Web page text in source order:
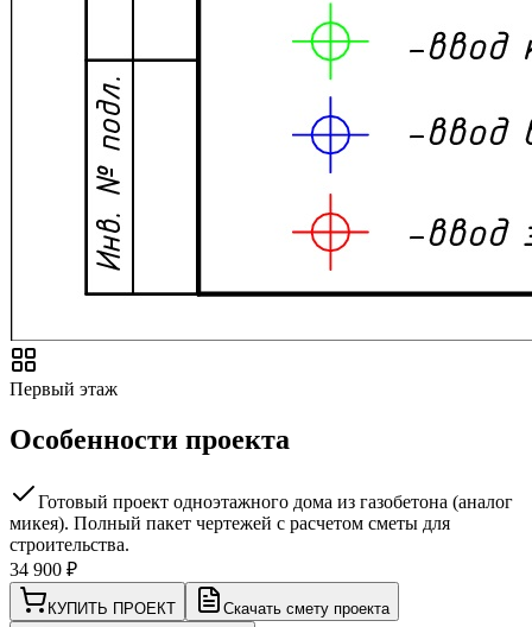
Первый этаж
Особенности проекта
Готовый проект одноэтажного дома из газобетона (аналог
микея). Полный пакет чертежей с расчетом сметы для
строительства.
34 900 ₽
КУПИТЬ ПРОЕКТ Скачать смету проекта